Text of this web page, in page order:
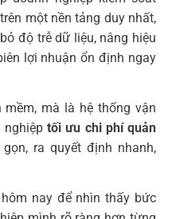
tối ưu chi phíthực sự hiệu